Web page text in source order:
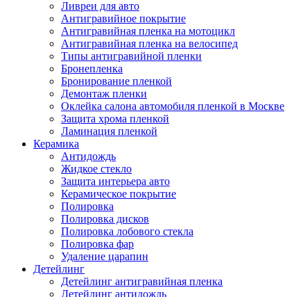
Ливреи для авто
Антигравийное покрытие
Антигравийная пленка на мотоцикл
Антигравийная пленка на велосипед
Типы антигравийной пленки
Бронепленка
Бронирование пленкой
Демонтаж пленки
Оклейка салона автомобиля пленкой в Москве
Защита хрома пленкой
Ламинация пленкой
Керамика
Антидождь
Жидкое стекло
Защита интерьера авто
Керамическое покрытие
Полировка
Полировка дисков
Полировка лобового стекла
Полировка фар
Удаление царапин
Детейлинг
Детейлинг антигравийная пленка
Детейлинг антидождь